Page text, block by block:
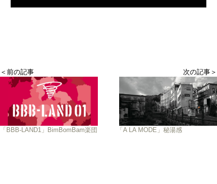
＜前の記事
「BBB-LAND1」BimBomBam楽団
次の記事＞
「A LA MODE」秘湯感